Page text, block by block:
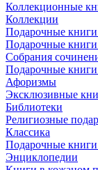
Коллекционные
Коллекции
Подарочные
Подарочные
Собрания
Подарочные
Афоризмы
Эксклюзивные
Библиотеки
Религиозные
Классика
Подарочные книги
Энциклопедии